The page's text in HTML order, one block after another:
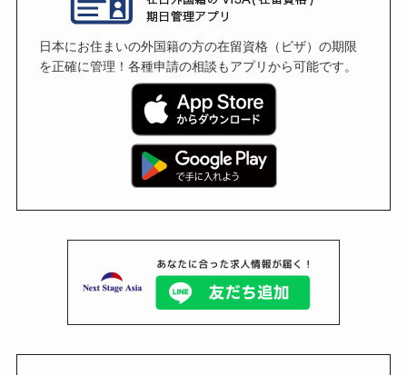
日本にお住まいの外国籍の方の在留資格（ビザ）の期限
を正確に管理！各種申請の相談もアプリから可能です。